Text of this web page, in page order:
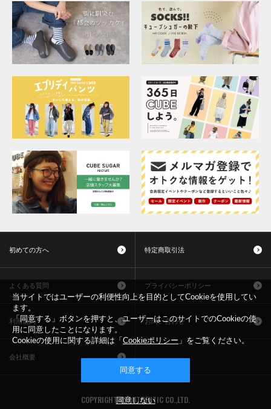
初めての方へ 特定商取引法
よくある質問 プライバシーポリシー
利用規約 お問い合わせ
会社概要
COPYRIGHT © AUTHENTIC CO.,LTD.
当サイトではユーザーの利便性向上を目的としてCookieを使用してい
ます。
「同意する」ボタンを押すと、ユーザーはこのサイトでのCookieの使
用に同意したことになります。
Cookieの使用に関する詳細は「 Cookieポリシー 」をご覧ください。
同意する
同意しない